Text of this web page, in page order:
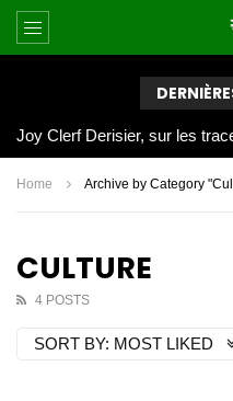
Home Archive by Category
CULTURE
4 POSTS
SORT BY: MOST LIKED